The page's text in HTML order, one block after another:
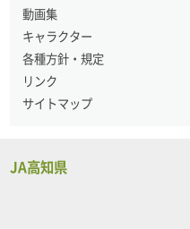
動画集
キャラクター
各種方針・規定
リンク
サイトマップ
JA高知県